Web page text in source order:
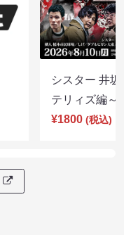
シスター 井
テリィズ編
¥1800 (税込)